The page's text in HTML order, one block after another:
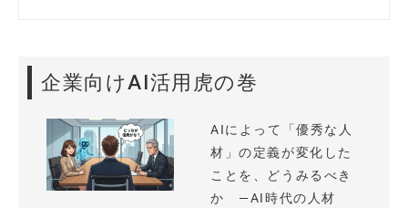
企業向けAI活用虎の巻
AIによって「優秀な人
材」の定義が変化した
ことを、どうみるべき
か —AI時代の人材